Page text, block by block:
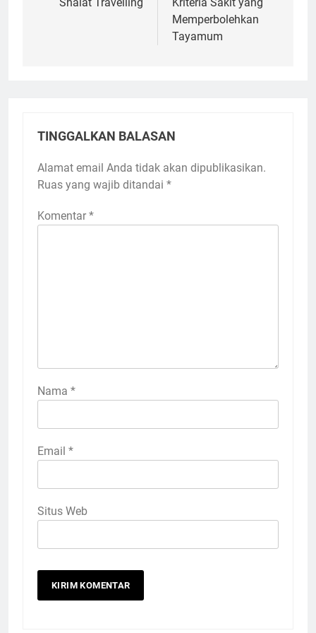
pos
Memperbolehkan
Tayamum
TINGGALKAN BALASAN
Alamat email Anda tidak akan dipublikasikan.
Ruas yang wajib ditandai *
Komentar *
Nama *
Email *
Situs Web